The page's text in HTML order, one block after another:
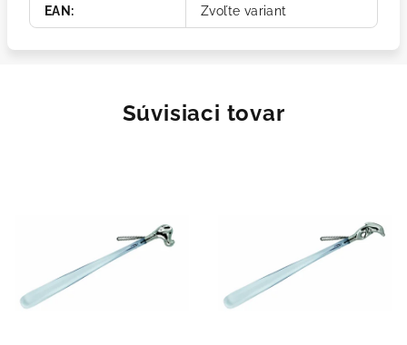
EAN : Zvoľte variant
Súvisiaci tovar